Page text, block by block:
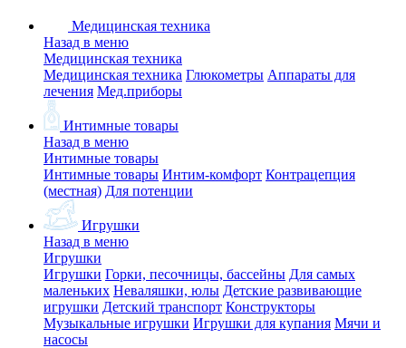
Медицинская техника
Назад в меню
Медицинская техника
Медицинская техника Глюкометры Аппараты для
лечения Мед.приборы
Интимные товары
Назад в меню
Интимные товары
Интимные товары Интим-комфорт Контрацепция
(местная) Для потенции
Игрушки
Назад в меню
Игрушки
Игрушки Горки, песочницы, бассейны Для самых
маленьких Неваляшки, юлы Детские развивающие
игрушки Детский транспорт Конструкторы
Музыкальные игрушки Игрушки для купания Мячи и
насосы